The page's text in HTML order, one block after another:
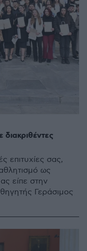
επιτυχίες σας,
ως
είπε στην
Γεράσιμος